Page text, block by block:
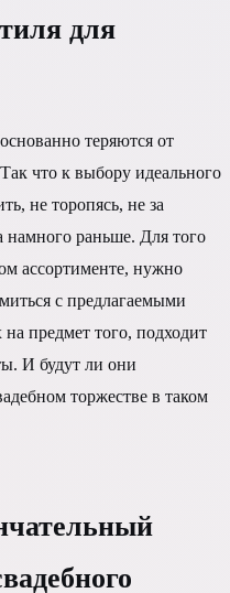
для
теряются от
что к выбору идеального
не торопясь, не за
намного раньше. Для того
ассортименте, нужно
с предлагаемыми
предмет того, подходит
И будут ли они
торжестве в таком